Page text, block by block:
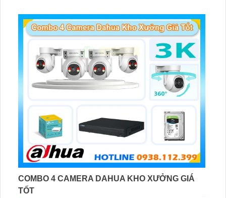
giám sát có màu vào ban đêm
COMBO 4 CAMERA DAHUA KHO XƯỞNG GIÁ
TỐT